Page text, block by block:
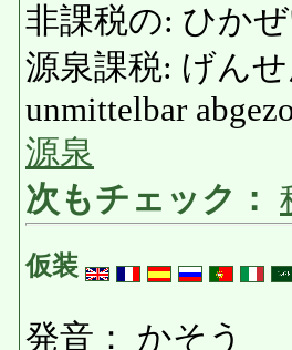
非課税の: ひか
源泉課税: げん
unmittelbar
源泉
次もチェック：
仮装
発音： かそう